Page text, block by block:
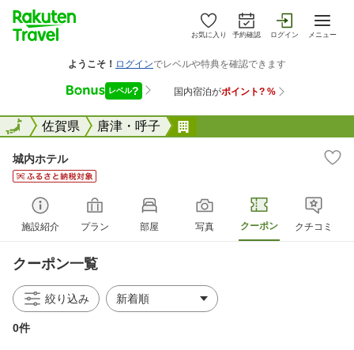
お気に入り 予約確認 ログイン メニュー
全国佐賀県 唐津・呼子
全国
城内ホテル
施設紹介 プラン 部屋 写真 クーポン クチコミ
クーポン一覧
絞り込み
0件